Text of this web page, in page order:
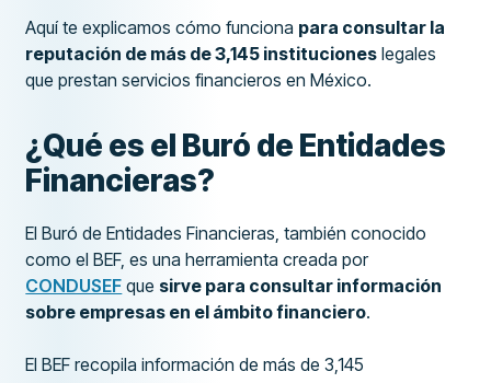
Aquí te explicamos cómo funciona para consultar la
reputación de más de 3,145 instituciones legales
que prestan servicios financieros en México.
¿Qué es el Buró de Entidades
Financieras?
El Buró de Entidades Financieras, también conocido
como el BEF, es una herramienta creada por
CONDUSEF que sirve para consultar información
sobre empresas en el ámbito financiero.
El BEF recopila información de más de 3,145